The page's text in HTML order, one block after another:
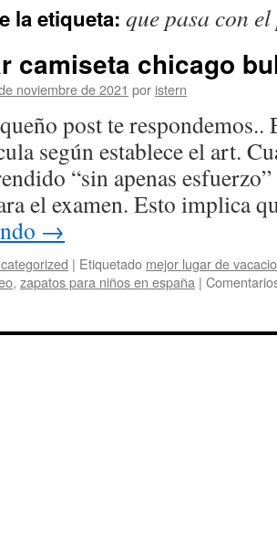
la etiqueta: que pasa con
camiseta chicago
noviembre de 2021 por istern
post te
según establece el art.
“sin apenas
el examen. Esto implica
→
| Etiquetado mejor lugar de
, zapatos para niños en españa |